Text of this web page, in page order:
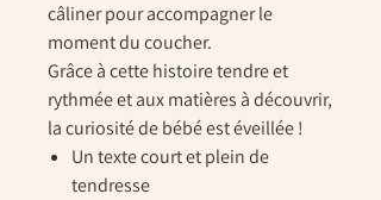
câliner pour accompagner le
moment du coucher.
Grâce à cette histoire tendre et
rythmée et aux matières à découvrir,
la curiosité de bébé est éveillée !
Un texte court et plein de
tendresse